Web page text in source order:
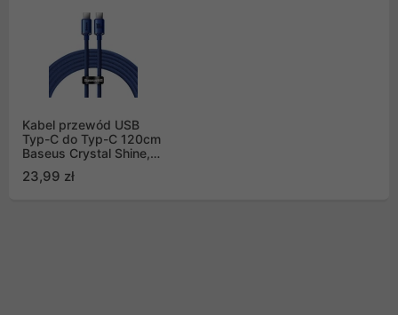
Kabel przewód USB
Typ-C do Typ-C 120cm
Baseus Crystal Shine,
(CAJY000603)
23,99 zł